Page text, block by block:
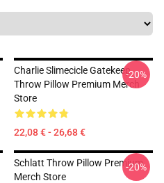
Charlie Slimecicle Gatekeep
Throw Pillow Premium Merch
Store
22,08 € - 26,68 €
-20%
Schlatt Throw Pillow Premium
Merch Store
-20%